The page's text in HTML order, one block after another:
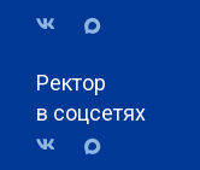
Ректор
в соцсетях